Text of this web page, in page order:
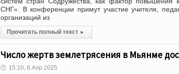
СНГ». В конференции примут участие учителя,
организаций из
Прочитать полный текст ▸
Число жертв землетрясения в Мьянме
🕔 15:10, 8.Апр 2025